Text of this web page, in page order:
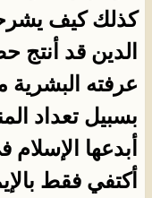
كذلك كيف
الدين قد أنتج
عرفته
بسبيل تعداد
أبدعها
أكتفي فقط